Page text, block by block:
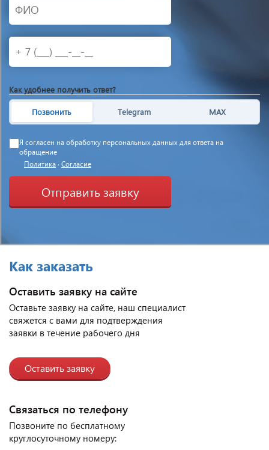
Как удобнее получить ответ?
Позвонить Telegram MAX
Я согласен на обработку персональных данных для ответа на
обращение
Политика · Согласие
Отправить заявку
Как заказать
Оставить заявку на сайте
Оставьте заявку на сайте, наш специалист
свяжется с вами для подтверждения
заявки в течение рабочего дня
Оставить заявку
Связаться по телефону
Позвоните по бесплатному
круглосуточному номеру: